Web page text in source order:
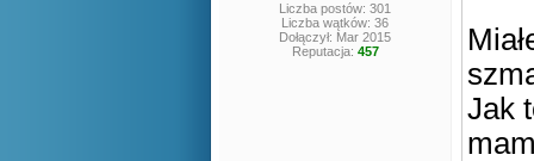
Liczba postów: 301
Liczba wątków: 36
Dołączył: Mar 2015
Reputacja: 457
Jak